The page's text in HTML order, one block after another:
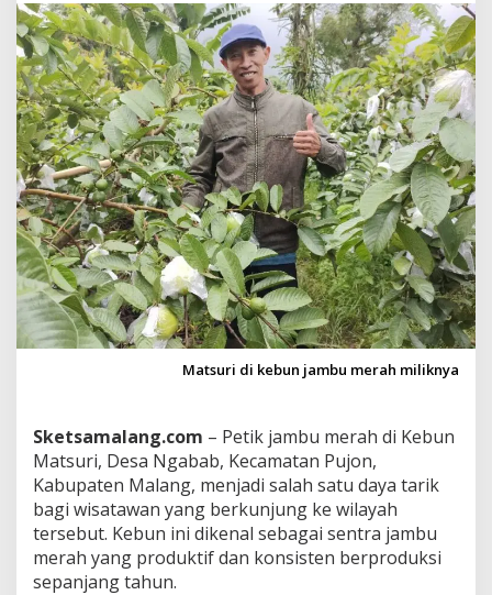
a
b
-
P
u
j
o
n
,
M
a
t
s
u
r
i
T
a
w
a
n
J
a
m
b
u
Matsuri di kebun jambu merah miliknya
Sketsamalang.com – Petik jambu merah di Kebun
Matsuri, Desa Ngabab, Kecamatan Pujon,
Kabupaten Malang, menjadi salah satu daya tarik
bagi wisatawan yang berkunjung ke wilayah
tersebut. Kebun ini dikenal sebagai sentra jambu
merah yang produktif dan konsisten berproduksi
sepanjang tahun.